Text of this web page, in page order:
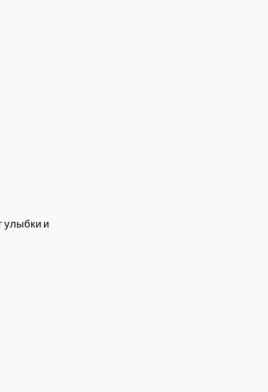
улыбки и